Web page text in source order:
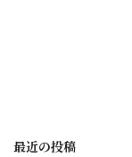
最近の投稿